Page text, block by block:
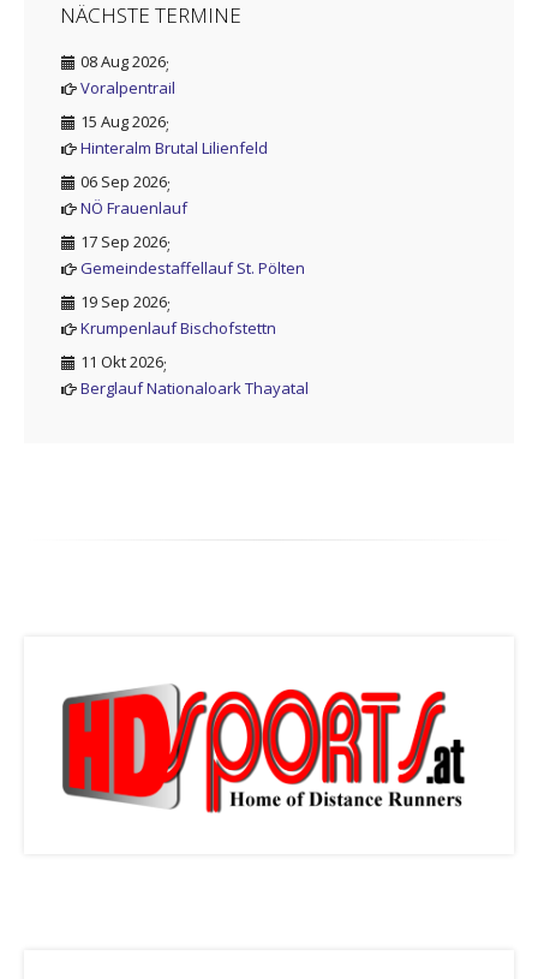
NÄCHSTE TERMINE
08 Aug 2026;
Voralpentrail
15 Aug 2026;
Hinteralm Brutal Lilienfeld
06 Sep 2026;
NÖ Frauenlauf
17 Sep 2026;
Gemeindestaffellauf St. Pölten
19 Sep 2026;
Krumpenlauf Bischofstettn
11 Okt 2026;
Berglauf Nationaloark Thayatal